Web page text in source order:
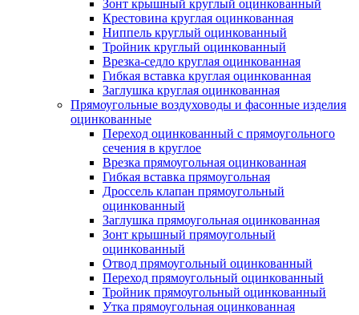
Зонт крышный круглый оцинкованный
Крестовина круглая оцинкованная
Ниппель круглый оцинкованный
Тройник круглый оцинкованный
Врезка-седло круглая оцинкованная
Гибкая вставка круглая оцинкованная
Заглушка круглая оцинкованная
Прямоугольные воздуховоды и фасонные изделия
оцинкованные
Переход оцинкованный с прямоугольного
сечения в круглое
Врезка прямоугольная оцинкованная
Гибкая вставка прямоугольная
Дроссель клапан прямоугольный
оцинкованный
Заглушка прямоугольная оцинкованная
Зонт крышный прямоугольный
оцинкованный
Отвод прямоугольный оцинкованный
Переход прямоугольный оцинкованный
Тройник прямоугольный оцинкованный
Утка прямоугольная оцинкованная